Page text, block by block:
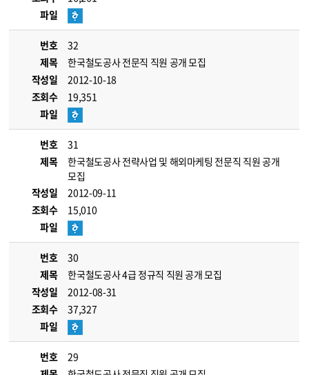
파일
번호
32
제목
한국철도공사 전문직 직원 공개 모집
작성일
2012-10-18
조회수
19,351
파일
번호
31
제목
한국철도공사 전략사업 및 해외마케팅 전문직 직원 공개
모집
작성일
2012-09-11
조회수
15,010
파일
번호
30
제목
한국철도공사 4급 정규직 직원 공개 모집
작성일
2012-08-31
조회수
37,327
파일
번호
29